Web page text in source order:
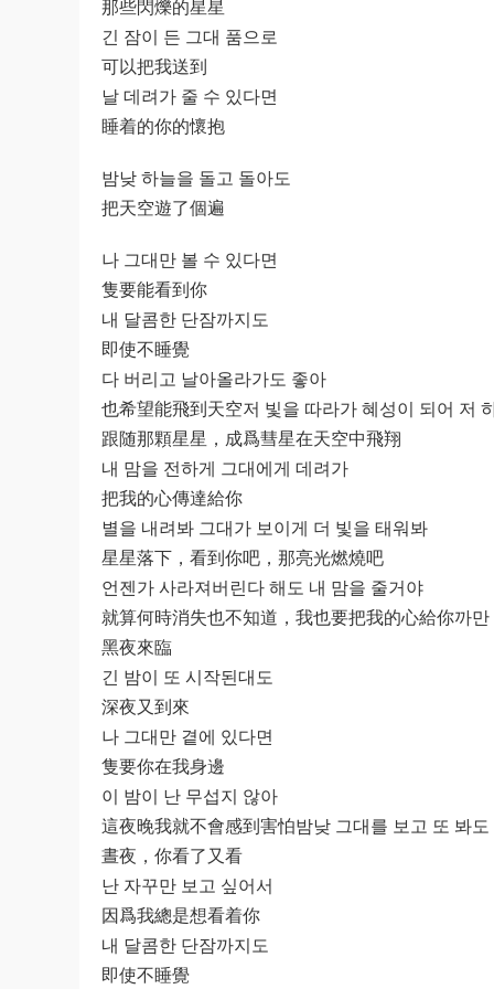
那些閃爍的星星
긴 잠이 든 그대 품으로
可以把我送到
날 데려가 줄 수 있다면
睡着的你的懷抱
밤낮 하늘을 돌고 돌아도
把天空遊了個遍
나 그대만 볼 수 있다면
隻要能看到你
내 달콤한 단잠까지도
即使不睡覺
다 버리고 날아올라가도 좋아
也希望能飛到天空저 빛을 따라가 혜성이 되어 저
跟随那顆星星，成爲彗星在天空中飛翔
내 맘을 전하게 그대에게 데려가
把我的心傳達給你
별을 내려봐 그대가 보이게 더 빛을 태워봐
星星落下，看到你吧，那亮光燃燒吧
언젠가 사라져버린다 해도 내 맘을 줄거야
就算何時消失也不知道，我也要把我的心給你까만
黑夜來臨
긴 밤이 또 시작된대도
深夜又到來
나 그대만 곁에 있다면
隻要你在我身邊
이 밤이 난 무섭지 않아
這夜晚我就不會感到害怕밤낮 그대를 보고 또 봐도
晝夜，你看了又看
난 자꾸만 보고 싶어서
因爲我總是想看着你
내 달콤한 단잠까지도
即使不睡覺